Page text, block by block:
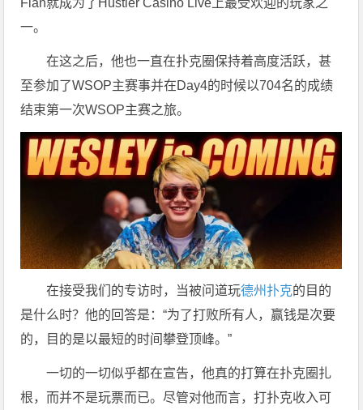
Flan就成为了Hustler Casino Live上最受欢迎的玩家之
一。
在这之后，他也一直在扑克圈保持着高度活跃，甚
至参加了WSOP主赛事并在Day4的时候以704名的成绩
结束第一次WSOP主赛之旅。
在接受我们的专访时，当被问道玩德州扑克的目的
是什么时？他的回答是：“为了打败所有人，赢钱是次要
的，目的是以最短的时间攀登顶峰。”
一切的一切似乎都在宣告，他真的打算在扑克圈扎
根，而并不是玩票而已。尽管对他而言，打扑克收入可